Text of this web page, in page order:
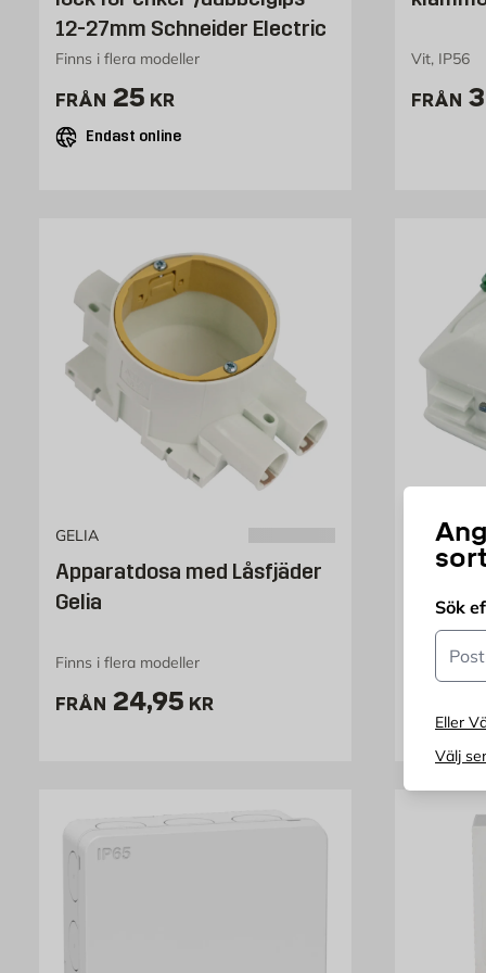
Sök
Eller
Välj
12-27mm Schneider Electric
Finns i flera modeller
FRÅN Pris 25 kr
25 KR
Endast online
Vit, IP56
FRÅN
GELIA
Apparatdosa med Låsfjäder
Gelia
Finns i flera modeller
FRÅN Pris 24.95 kr
24,95 KR
GELIA
mm